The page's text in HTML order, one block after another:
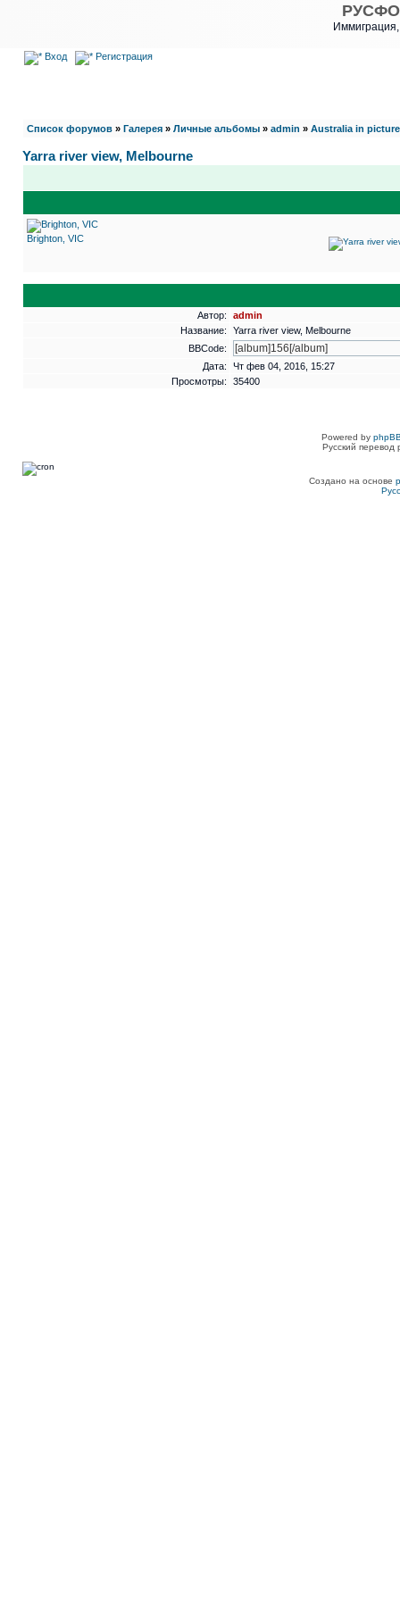
Вход Регистрация
Список форумов » Галерея » Личные альбомы » admin » Australia in
Yarra river view, Melbourne
Brighton, VIC
Автор:
admin
Название:
Yarra river view, Melbourne
BBCode:
Дата:
Чт фев 04, 2016, 15:27
Просмотры:
35400
Powered by
Русский
Создано на основе